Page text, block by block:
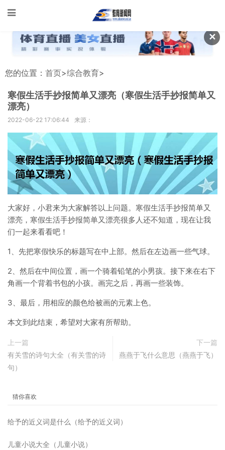
✕
您的位置： 首页>综合教育>
寒假生活手抄报简单又漂亮（寒假生活手抄报简单又
漂亮）
2022-06-22 17:06:44 来源：
大家好，小君来为大家解答以上问题。寒假生活手抄报简单又
漂亮，寒假生活手抄报简单又漂亮很多人还不知道，现在让我
们一起来看看吧！
1、先把寒假快乐的标题写在中上部。然后在左边画一些气球。
2、然后在中间位置，画一个骑着铅笔的小男孩。接下来在右下
角画一个背着书包的小孩。画完之后，再画一些装饰。
3、最后，用相应的颜色给被画的元素上色。
本文到此结束，希望对大家有所帮助。
上一篇
有关雪的诗句大全（有关雪的诗
句）
下一篇
燕燕于飞什么意思（燕燕于飞）
猜你喜欢
给予的近义词是什么（给予的近义词）
儿童小说大全（儿童小说）